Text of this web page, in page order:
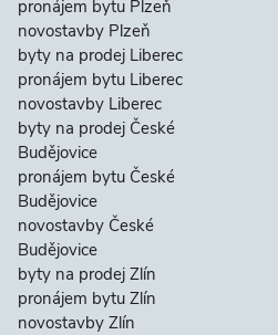
pronájem bytu Plzeň
novostavby Plzeň
byty na prodej Liberec
pronájem bytu Liberec
novostavby Liberec
byty na prodej České
Budějovice
pronájem bytu České
Budějovice
novostavby České
Budějovice
byty na prodej Zlín
pronájem bytu Zlín
novostavby Zlín